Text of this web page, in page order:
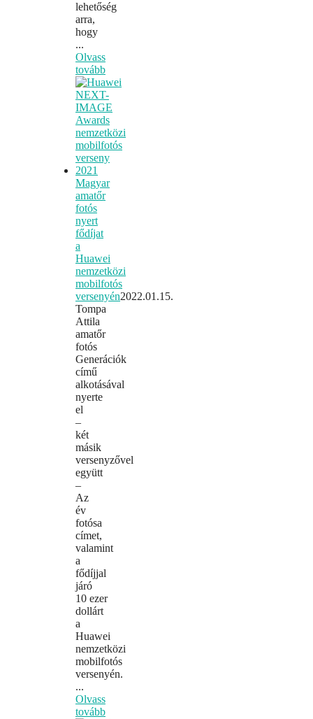
lehetőség
arra,
hogy
...
Olvass
tovább
Magyar
amatőr
fotós
nyert
fődíjat
a
Huawei
nemzetközi
mobilfotós
versenyén2022.01.15.
Tompa
Attila
amatőr
fotós
Generációk
című
alkotásával
nyerte
el
–
két
másik
versenyzővel
együtt
–
Az
év
fotósa
címet,
valamint
a
fődíjjal
járó
10 ezer
dollárt
a
Huawei
nemzetközi
mobilfotós
versenyén.
...
Olvass
tovább